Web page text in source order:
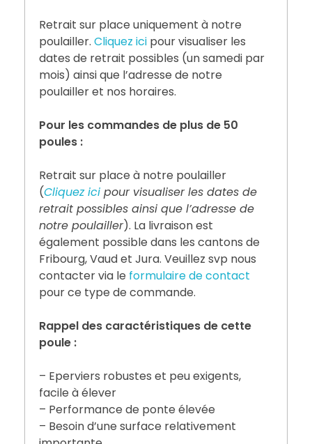
Retrait sur place uniquement à notre
poulailler. Cliquez ici pour visualiser les
dates de retrait possibles (un samedi par
mois) ainsi que l’adresse de notre
poulailler et nos horaires.
Pour les commandes de plus de 50
poules :
Retrait sur place à notre poulailler
(Cliquez ici pour visualiser les dates de
retrait possibles ainsi que l’adresse de
notre poulailler). La livraison est
également possible dans les cantons de
Fribourg, Vaud et Jura. Veuillez svp nous
contacter via le formulaire de contact
pour ce type de commande.
Rappel des caractéristiques de cette
poule :
– Eperviers robustes et peu exigents,
facile à élever
– Performance de ponte élevée
– Besoin d’une surface relativement